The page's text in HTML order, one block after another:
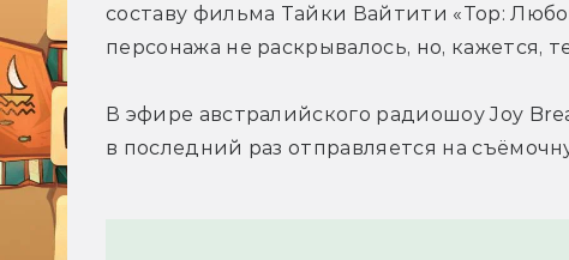
составу фильма Тайки Вайтити «Тор:
персонажа не раскрывалось, но, кажется,
В эфире австралийского радиошоу Joy
в последний раз отправляется на